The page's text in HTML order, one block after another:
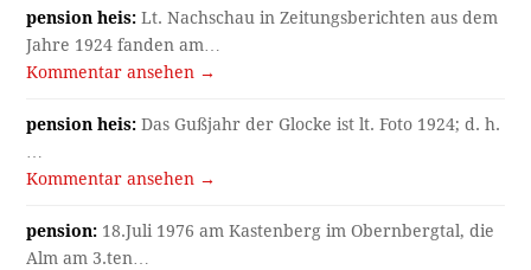
pension heis: Lt. Nachschau in Zeitungsberichten aus dem
Jahre 1924 fanden am…
Kommentar ansehen →
pension heis: Das Gußjahr der Glocke ist lt. Foto 1924; d. h.
Kommentar ansehen →
pension: 18.Juli 1976 am Kastenberg im Obernbergtal, die
Alm am 3.ten…